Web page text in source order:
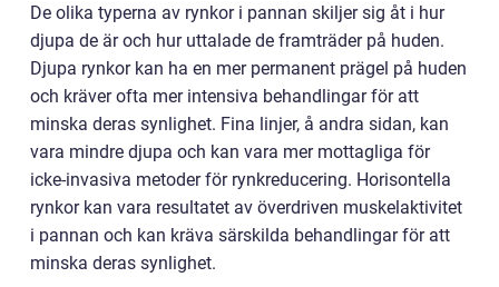
De olika typerna av rynkor i pannan skiljer sig åt i hur
djupa de är och hur uttalade de framträder på huden.
Djupa rynkor kan ha en mer permanent prägel på huden
och kräver ofta mer intensiva behandlingar för att
minska deras synlighet. Fina linjer, å andra sidan, kan
vara mindre djupa och kan vara mer mottagliga för
icke-invasiva metoder för rynkreducering. Horisontella
rynkor kan vara resultatet av överdriven muskelaktivitet
i pannan och kan kräva särskilda behandlingar för att
minska deras synlighet.